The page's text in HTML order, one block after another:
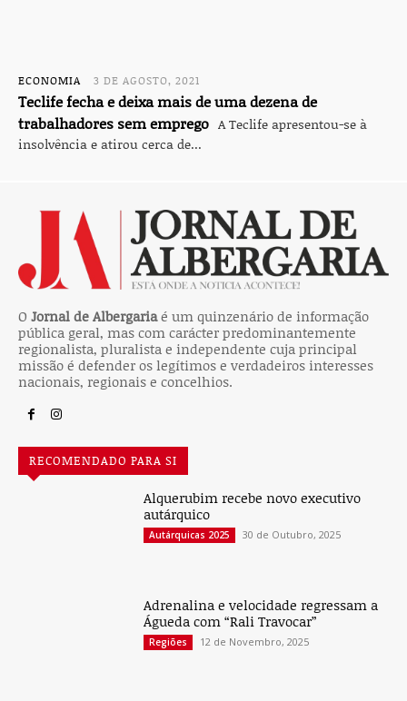
ECONOMIA 3 DE AGOSTO, 2021
Teclife fecha e deixa mais de uma dezena de
trabalhadores sem emprego A Teclife apresentou-se à
insolvência e atirou cerca de...
O Jornal de Albergariaé um quinzenário de informação
pública geral, mas com carácter predominantemente
regionalista, pluralista e independente cuja principal
missão é defender os legítimos e verdadeiros interesses
nacionais, regionais e concelhios.
RECOMENDADO PARA SI
Alquerubim recebe novo executivo
autárquico
Autárquicas 2025 30 de Outubro, 2025
Adrenalina e velocidade regressam a
Águeda com “Rali Travocar”
Regiões 12 de Novembro, 2025